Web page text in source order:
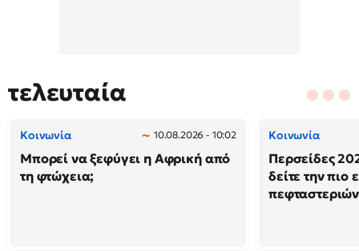
τελευταία
Κοινωνία 10.08.2026 - 10:02
Μπορεί να ξεφύγει η Αφρική από
τη φτώχεια;
Κοινωνία
Περσείδες
δείτε την
πεφταστεριών